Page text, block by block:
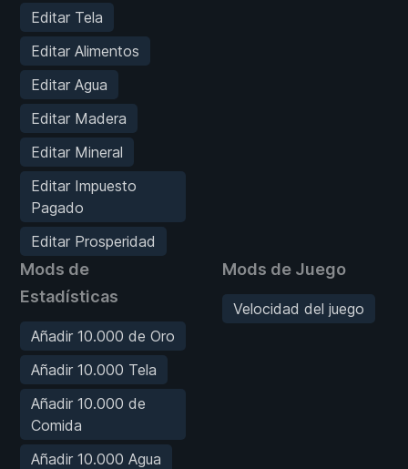
Editar Tela
Editar Alimentos
Editar Agua
Editar Madera
Editar Mineral
Editar Impuesto
Pagado
Editar Prosperidad
Mods de
Estadísticas
Añadir 10.000 de Oro
Añadir 10.000 Tela
Añadir 10.000 de
Comida
Añadir 10.000 Agua
Mods de Juego
Velocidad del juego